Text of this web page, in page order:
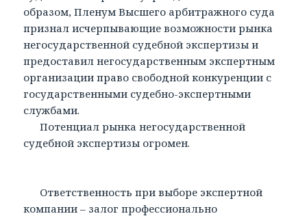
образом, Пленум Высшего арбитражного суда
признал исчерпывающие возможности рынка
негосударственной судебной экспертизы и
предоставил негосударственным экспертным
организации право свободной конкуренции с
государственными судебно-экспертными
службами.
Потенциал рынка негосударственной
судебной экспертизы огромен.
Ответственность при выборе экспертной
компании – залог профессионально